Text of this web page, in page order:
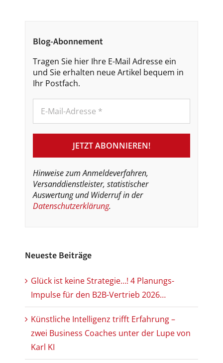
Blog-Abonnement
Tragen Sie hier Ihre E-Mail Adresse ein
und Sie erhalten neue Artikel bequem in
Ihr Postfach.
Hinweise zum Anmeldeverfahren,
Versanddienstleister, statistischer
Auswertung und Widerruf in der
Datenschutzerklärung.
Neueste Beiträge
Glück ist keine Strategie…! 4 Planungs-
Impulse für den B2B-Vertrieb 2026…
Künstliche Intelligenz trifft Erfahrung –
zwei Business Coaches unter der Lupe von
Karl KI